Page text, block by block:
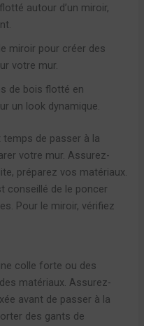
autour d’un miroir,
miroir pour créer des
votre mur.
de bois flotté en
un look dynamique.
de passer à la
votre mur. Assurez-
préparez vos matériaux.
conseillé de le poncer
Pour le miroir, vérifiez
colle forte ou des
matériaux. Assurez-
avant de passer à la
des gants de